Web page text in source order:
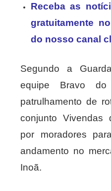
Receba as
gratuitamente
do nosso canal
Segundo a
equipe Bravo do
patrulhamento de
conjunto Vivendas
por moradores
andamento no
Inoã.